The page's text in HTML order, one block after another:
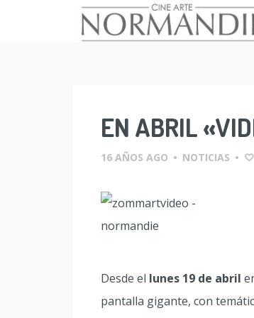
EN ABRIL
16 AÑOS AGO • NOTICIAS •
Desde el lunes 19 de abril
pantalla gigante, con